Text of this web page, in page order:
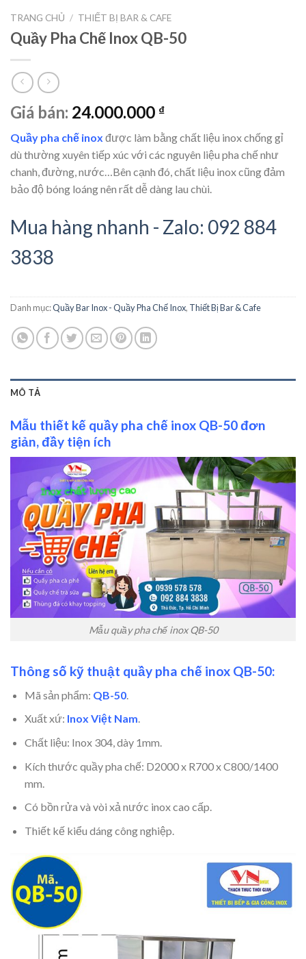
TRANG CHỦ / THIẾT BỊ BAR & CAFE
Quầy Pha Chế Inox QB-50
Giá bán: 24.000.000 ₫
Quầy pha chế inox được làm bằng chất liệu inox chống gỉ
dù thường xuyên tiếp xúc với các nguyên liệu pha chế như
chanh, đường, nước…Bên cạnh đó, chất liệu inox cũng đảm
bảo độ bóng loáng nên rất dễ dàng lau chùi.
Mua hàng nhanh - Zalo: 092 884
3838
Danh mục:Quầy Bar Inox - Quầy Pha Chế Inox, Thiết Bị Bar & Cafe
MÔ TẢ
Mẫu thiết kế quầy pha chế inox QB-50 đơn
giản, đầy tiện ích
Mẫu quầy pha chế inox QB-50
Thông số kỹ thuật quầy pha chế inox QB-50:
Mã sản phẩm: QB-50.
Xuất xứ: Inox Việt Nam.
Chất liệu: Inox 304, dày 1mm.
Kích thước quầy pha chế: D2000 x R700 x C800/1400
mm.
Có bồn rửa và vòi xả nước inox cao cấp.
Thiết kế kiểu dáng công nghiệp.